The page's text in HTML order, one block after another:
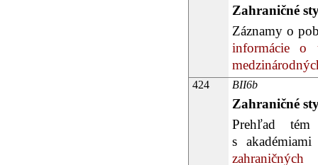
Zahraničné
Záznamy o
informácie o
424 BII6b
Zahraničné
Prehľad tém
s